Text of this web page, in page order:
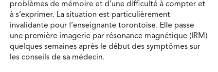
problèmes de mémoire et d’une difficulté à compter et
à s’exprimer. La situation est particulièrement
invalidante pour l’enseignante torontoise. Elle passe
une première imagerie par résonance magnétique (IRM)
quelques semaines après le début des symptômes sur
les conseils de sa médecin.